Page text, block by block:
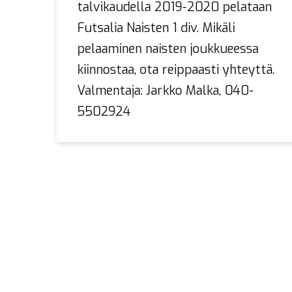
talvikaudella 2019-2020 pelataan
Futsalia Naisten 1 div. Mikäli
pelaaminen naisten joukkueessa
kiinnostaa, ota reippaasti yhteyttä.
Valmentaja: Jarkko Malka, 040-
5502924